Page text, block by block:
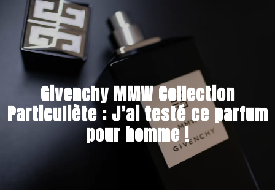
Givenchy MMW Collection
Particuliète : J’ai testé ce parfum
pour homme !